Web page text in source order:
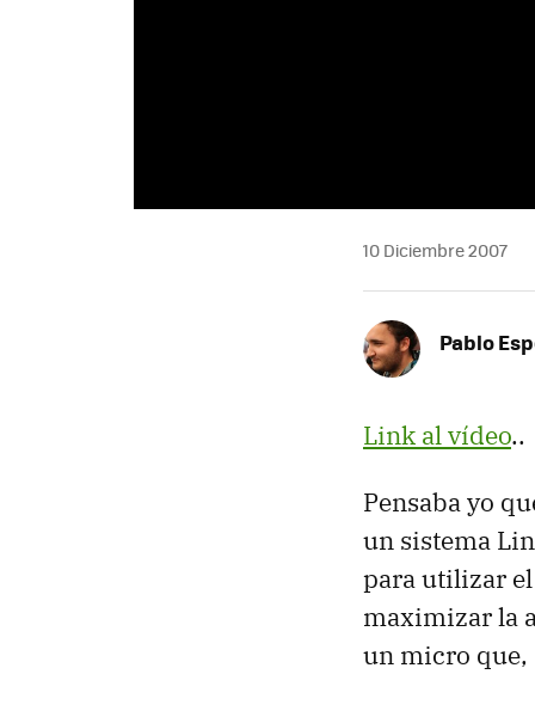
10 Diciembre 2007
Pablo
Link al vídeo..
Pensaba yo
un sistema
para utilizar
maximizar la
un micro que,